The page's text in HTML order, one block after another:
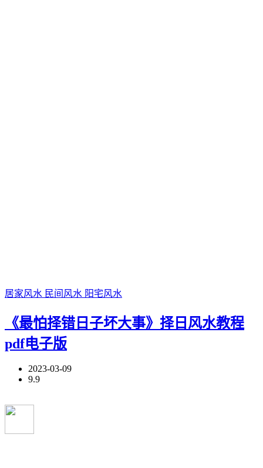
居家风水 民间风水 阳宅风水
《最怕择错日子坏大事》择日风水教程
pdf电子版
2023-03-09
9.9